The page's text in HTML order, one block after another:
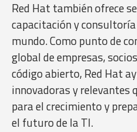
Red Hat también ofrece
capacitación y
mundo. Como punto de
global de empresas,
código abierto, Red Hat
innovadoras y relevantes
para el crecimiento y
el futuro de la TI.